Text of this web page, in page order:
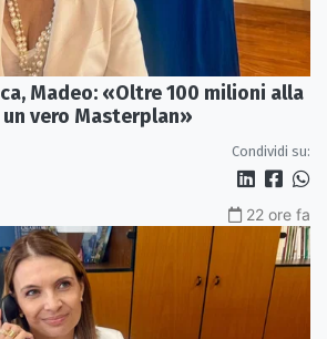
Madeo: «Oltre 100 milioni alla
vero Masterplan»
Condividi su:
22 ore fa